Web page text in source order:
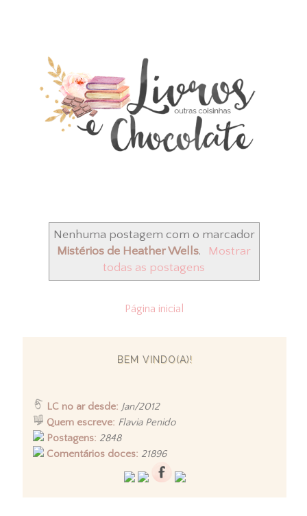
Nenhuma postagem com o marcador
Mistérios de Heather Wells.
Mostrar
todas as postagens
Página inicial
BEM VINDO(A)!
LC no ar desde: Jan/2012
Quem escreve: Flavia Penido
Postagens: 2848
Comentários doces: 21896